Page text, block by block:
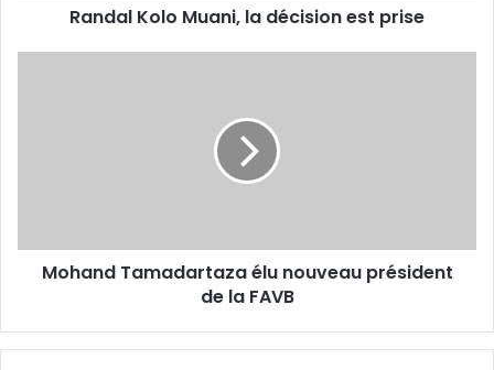
Randal Kolo Muani, la décision est prise
Mohand Tamadartaza élu nouveau président
de la FAVB